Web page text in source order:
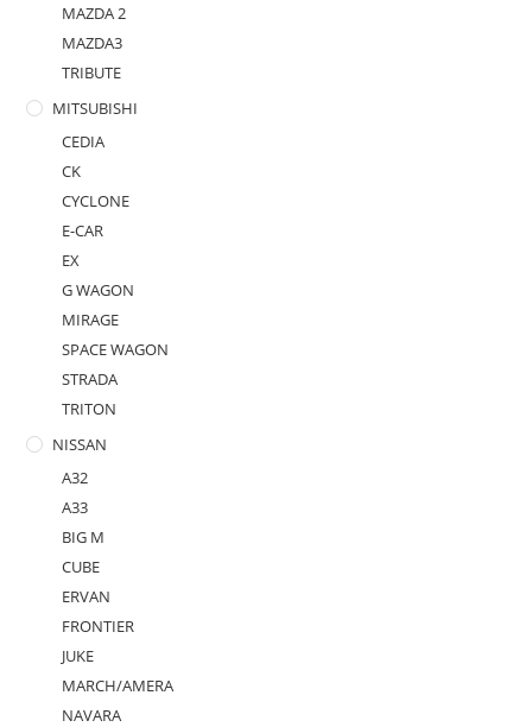
MAZDA 2
MAZDA3
TRIBUTE
MITSUBISHI
CEDIA
CK
CYCLONE
E-CAR
EX
G WAGON
MIRAGE
SPACE WAGON
STRADA
TRITON
NISSAN
A32
A33
BIG M
CUBE
ERVAN
FRONTIER
JUKE
MARCH/AMERA
NAVARA